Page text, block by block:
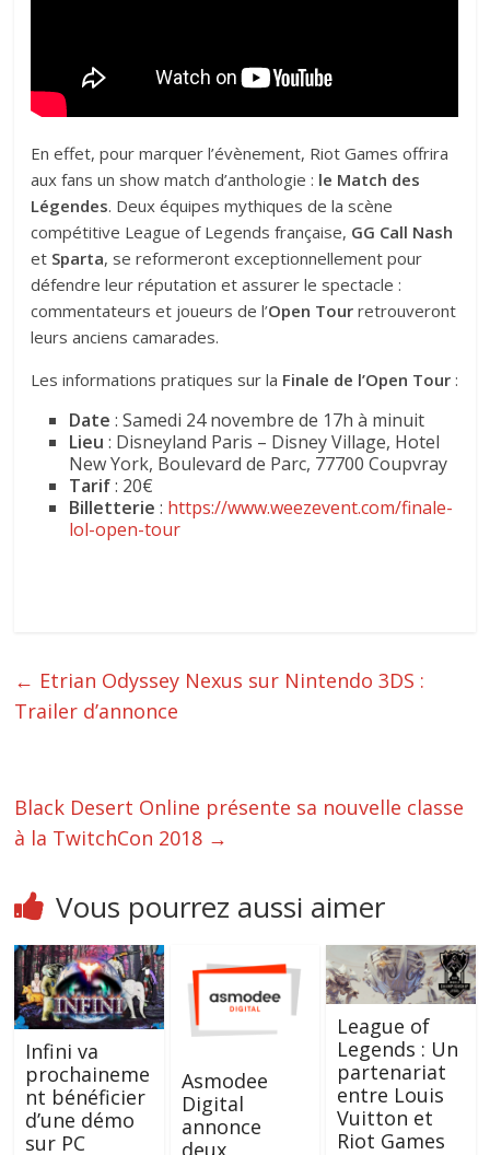
En effet, pour marquer l’évènement, Riot Games offrira
aux fans un show match d’anthologie : le Match des
Légendes. Deux équipes mythiques de la scène
compétitive League of Legends française, GG Call Nash
et Sparta, se reformeront exceptionnellement pour
défendre leur réputation et assurer le spectacle :
commentateurs et joueurs de l’Open Tourretrouveront
leurs anciens camarades.
Les informations pratiques sur la Finale de l’Open Tour :
Date: Samedi 24 novembre de 17h à minuit
Lieu: Disneyland Paris – Disney Village, Hotel
New York, Boulevard de Parc, 77700 Coupvray
Tarif: 20€
Billetterie: https://www.weezevent.com/finale-
lol-open-tour
← Etrian Odyssey Nexus sur Nintendo 3DS :
Trailer d’annonce
Black Desert Online présente sa nouvelle classe
à la TwitchCon 2018 →
Vous pourrez aussi aimer
Infini va
prochaineme
nt bénéficier
d’une démo
sur PC
Asmodee
Digital
annonce
deux
League of
Legends : Un
partenariat
entre Louis
Vuitton et
Riot Games